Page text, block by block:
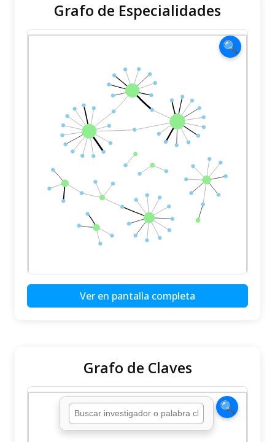
Grafo de Especialidades
Ver en pantalla completa
Grafo de Claves